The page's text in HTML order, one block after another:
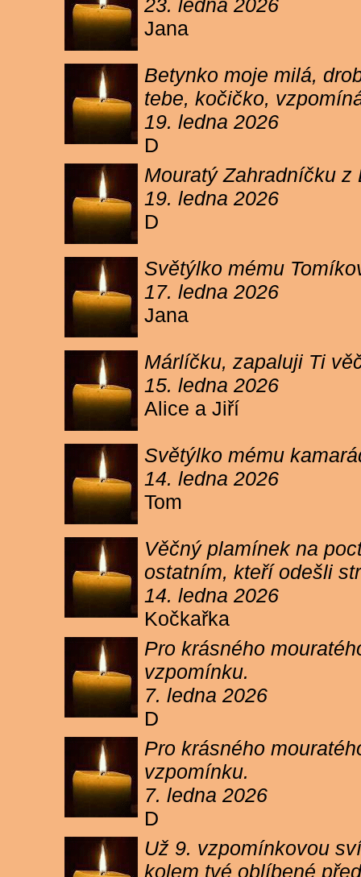
23. ledna 2026
Jana
Betynko moje milá,
tebe, kočičko,
19. ledna 2026
D
Mouratý Zahradníčku
19. ledna 2026
D
Světýlko mému
17. ledna 2026
Jana
Márlíčku, zapaluji Ti
15. ledna 2026
Alice a Jiří
Světýlko mému
14. ledna 2026
Tom
Věčný plamínek na
ostatním, kteří odešli
14. ledna 2026
Kočkařka
Pro krásného
vzpomínku.
7. ledna 2026
D
Pro krásného
vzpomínku.
7. ledna 2026
D
Už 9. vzpomínkovou
kolem tvé oblíbené